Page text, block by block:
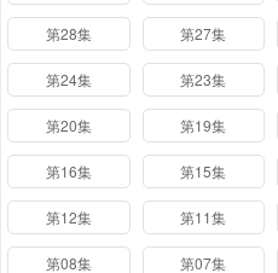
第28集 第27集
第24集 第23集
第20集 第19集
第16集 第15集
第12集 第11集
第08集 第07集